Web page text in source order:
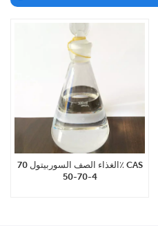
الغذاء الصف السوربيتول 70٪ CAS
50-70-4